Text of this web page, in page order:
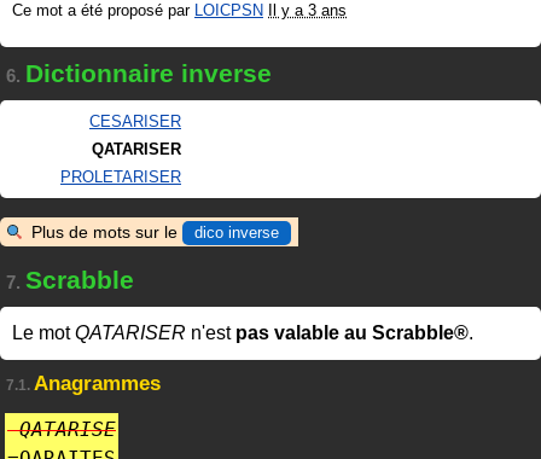
Ce mot a été proposé par LOICPSN Il y a 3 ans
6. Dictionnaire inverse
CESARISER
QATARISER
PROLETARISER
Plus de mots sur le dico inverse
7. Scrabble
Le motQATARISER n'est pas valable au Scrabble®.
7.1. Anagrammes
QATARISE